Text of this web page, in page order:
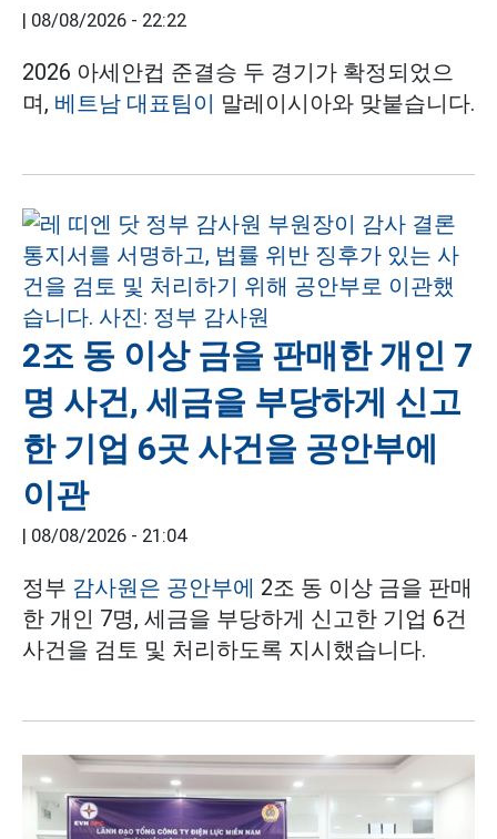
| 08/08/2026 - 22:22
2026 아세안컵 준결승 두 경기가 확정되었으
며, 베트남 대표팀이 말레이시아와 맞붙습니다.
2조 동 이상 금을 판매한 개인 7
명 사건, 세금을 부당하게 신고
한 기업 6곳 사건을 공안부에
이관
| 08/08/2026 - 21:04
정부 감사원은 공안부에 2조 동 이상 금을 판매
한 개인 7명, 세금을 부당하게 신고한 기업 6건
사건을 검토 및 처리하도록 지시했습니다.